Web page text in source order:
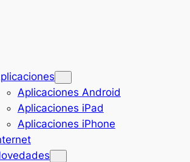
Aplicaciones Android
Aplicaciones iPad
Aplicaciones iPhone